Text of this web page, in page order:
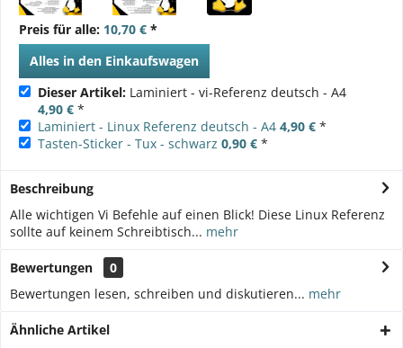
Preis für alle: 10,70 € *
Alles in den Einkaufswagen
Dieser Artikel: Laminiert - vi-Referenz deutsch - A4
4,90 € *
Laminiert - Linux Referenz deutsch - A4 4,90 € *
Tasten-Sticker - Tux - schwarz 0,90 € *
Beschreibung
Alle wichtigen Vi Befehle auf einen Blick! Diese Linux Referenz
sollte auf keinem Schreibtisch... mehr
Bewertungen
0
Bewertungen lesen, schreiben und diskutieren... mehr
Ähnliche Artikel